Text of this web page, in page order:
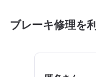
ブレーキ修理を